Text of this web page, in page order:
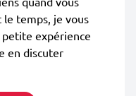
temps, je vous
expérience
en discuter